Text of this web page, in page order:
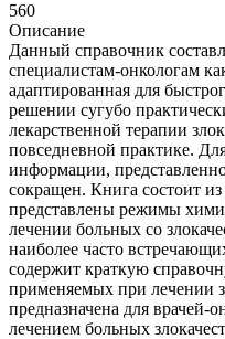
560
Описание
Данный справочник
специалистам-онкологам
адаптированная для
решении сугубо
лекарственной терапии
повседневной практике.
информации,
сокращен. Книга состоит
представлены режимы
лечении больных со
наиболее часто
содержит краткую
применяемых при лечении
предназначена для врачей-
лечением больных